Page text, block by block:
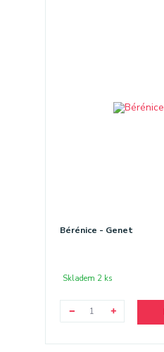
Bérénice - Genet
Skladem 2 ks